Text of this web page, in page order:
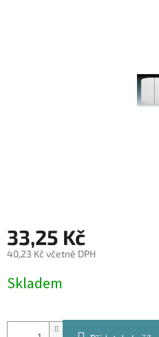
33,25 Kč
40,23 Kč včetně DPH
cena:
Skladem